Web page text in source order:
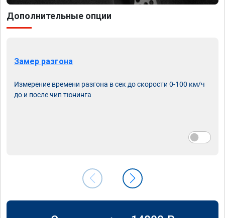
Дополнительные опции
Замер разгона
Измерение времени разгона в сек до скорости 0-100 км/ч
до и после чип тюнинга